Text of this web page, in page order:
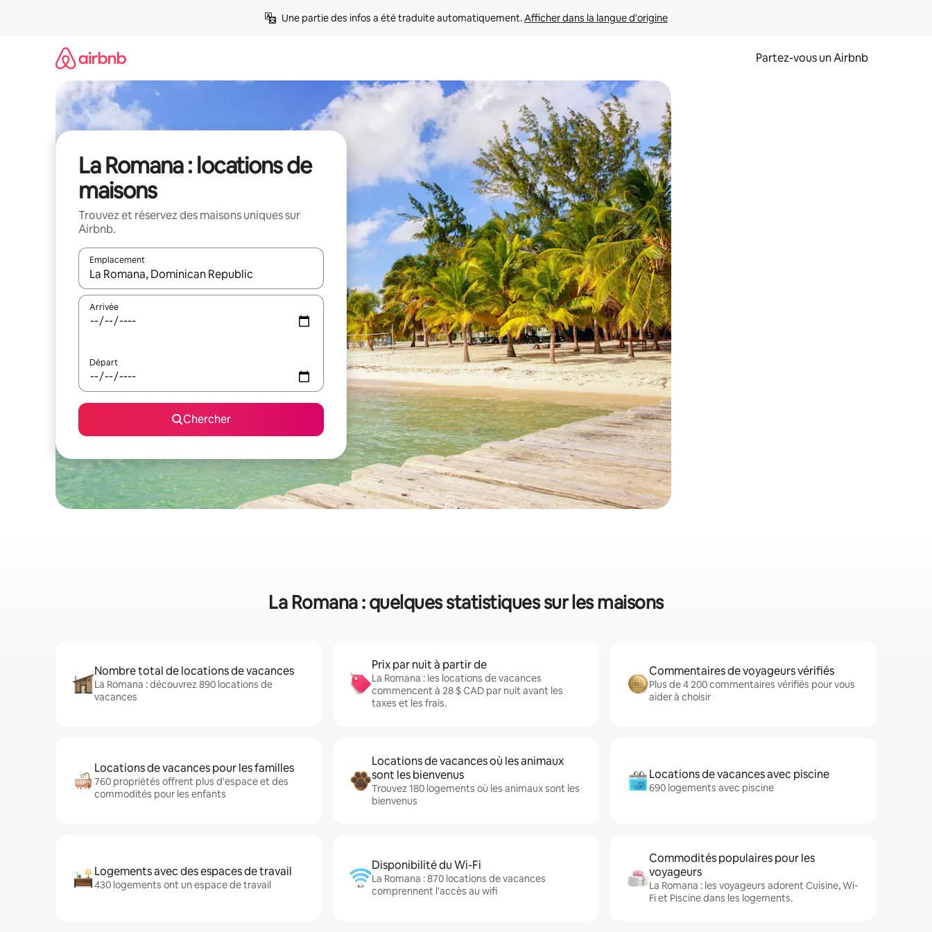
Une partie des infos a été traduite automatiquement. Afficher dans la langue d'origine
Partez-vous un Airbnb
La Romana : locations de
maisons
Trouvez et réservez des maisons uniques sur
Airbnb.
Emplacement
Quand les résultats sont affichés, parcourez-les en utilisant les flèches vers le haut et vers le bas, ou en appuyant dessus et en les faisant glisser.
Arrivée
Départ
Chercher
La Romana : quelques statistiques sur les maisons
Nombre total de locations de vacances
La Romana : découvrez 890 locations de
vacances
Prix par nuit à partir de
La Romana : les locations de vacances
commencent à 28 $ CAD par nuit avant les
taxes et les frais.
Commentaires de voyageurs vérifiés
Plus de 4 200 commentaires vérifiés pour vous
aider à choisir
Locations de vacances pour les familles
760 propriétés offrent plus d'espace et des
commodités pour les enfants
Locations de vacances où les animaux
sont les bienvenus
Trouvez 180 logements où les animaux sont les
bienvenus
Locations de vacances avec piscine
690 logements avec piscine
Logements avec des espaces de travail
430 logements ont un espace de travail
Disponibilité du Wi-Fi
La Romana : 870 locations de vacances
comprennent l'accès au wifi
Commodités populaires pour les
voyageurs
La Romana : les voyageurs adorent Cuisine, Wi-
Fi et Piscine dans les logements.